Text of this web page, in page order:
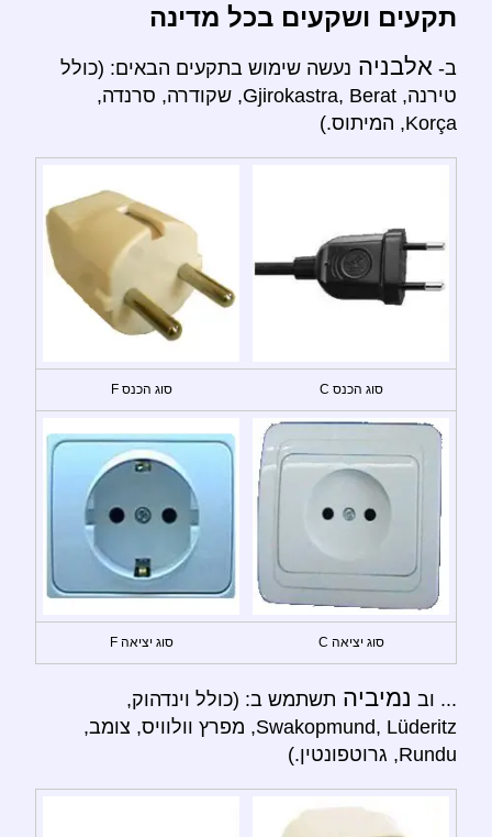
תקעים ושקעים בכל מדינה
ב- אלבניה נעשה שימוש בתקעים הבאים: (כולל
טירנה, Gjirokastra, Berat, שקודרה, סרנדה,
Korça, המיתוס.)
סוג הכנס C סוג הכנס F
סוג יציאה C סוג יציאה F
... וב נמיביה תשתמש ב: (כולל וינדהוק,
Swakopmund, Lüderitz, מפרץ וולוויס, צומב,
Rundu, גרוטפונטין.)